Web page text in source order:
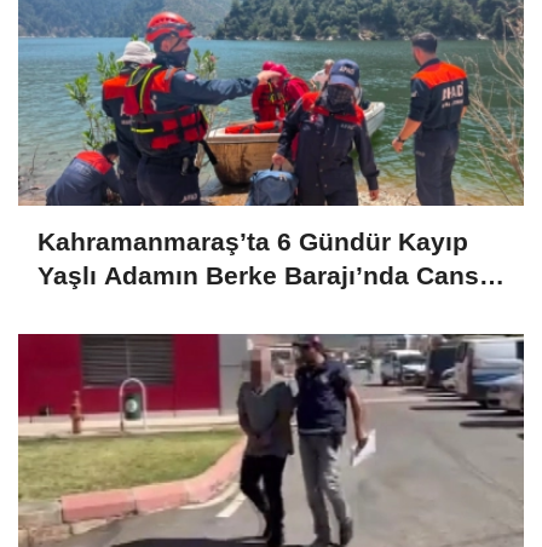
Kahramanmaraş’ta 6 Gündür Kayıp
Yaşlı Adamın Berke Barajı’nda Cansız